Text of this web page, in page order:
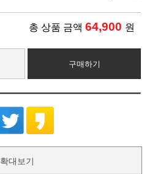
총 상품 금액 64,900 원
구매하기
확대보기